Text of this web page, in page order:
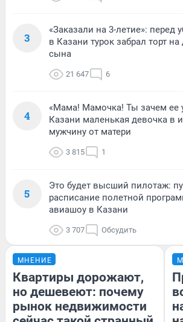
3
«Заказали на 3-летие»: перед
в Казани турок забрал торт
сына
21 647 6
4
«Мама! Мамочка! Ты зачем ее
Казани маленькая девочка в
мужчину от матери
3 815 1
5
Это будет высший пилотаж:
расписание полетной
авиашоу в Казани
3 707 Обсудить
МНЕНИЕ
Квартиры дорожают,
но дешевеют: почему
рынок недвижимости